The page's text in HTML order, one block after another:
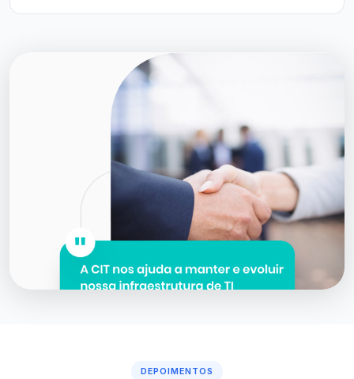
DEPOIMENTOS